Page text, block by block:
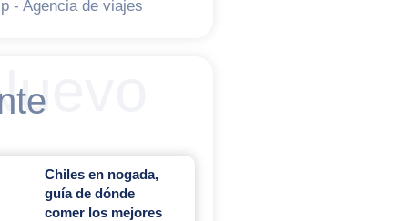
- Agencia de viajes
Chiles en nogada,
guía de dónde
comer los mejores